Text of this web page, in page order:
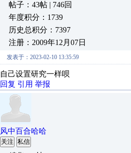
帖子：43帖 | 746回
年度积分：1739
历史总积分：7397
注册：2009年12月07日
发表于：2023-02-10 13:35:59
自己设置研究一样呗
回复 引用 举报
风中百合哈哈
关注 私信